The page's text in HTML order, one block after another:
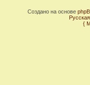
Создано на основе
{